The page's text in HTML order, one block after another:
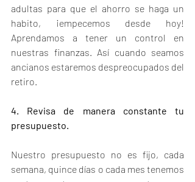
adultas para que el ahorro se haga un
habito, ¡empecemos desde hoy!
Aprendamos a tener un control en
nuestras finanzas. Así cuando seamos
ancianos estaremos despreocupados del
retiro.
4. Revisa de manera constante tu
presupuesto.
Nuestro presupuesto no es fijo, cada
semana, quince días o cada mes tenemos